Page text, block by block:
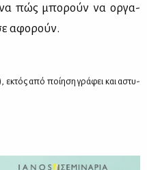
πώς μπο­ρούν να ορ­γα­
αφο­ρούν.
εκτός από ποί­η­ση γρά­φει και αστυ­